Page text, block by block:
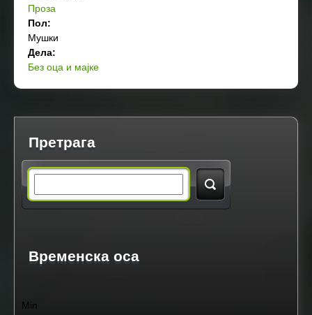
Проза
Пол:
Мушки
Дела:
Без оца и мајке
Претрага
a
Временска оса
Min